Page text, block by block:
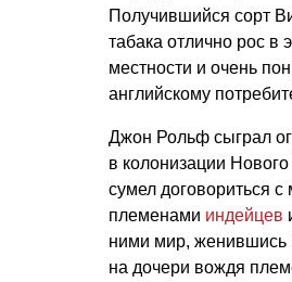
Получившийся сорт
табака отлично рос в
местности и очень
английскому
Джон Рольф сыграл
в колонизации
сумел договориться
племенами индейцев
ними мир, женившись
на дочери вождя